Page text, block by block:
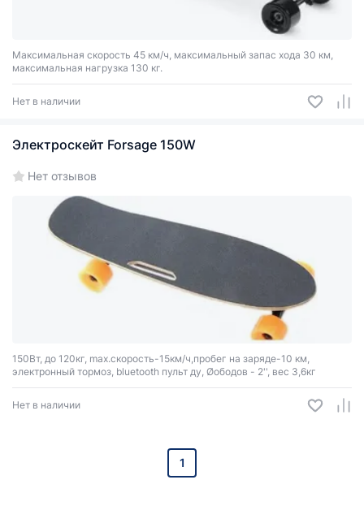
Максимальная скорость 45 км/ч, максимальный запас хода 30 км,
максимальная нагрузка 130 кг.
Нет в наличии
Электроскейт Forsage 150W
Нет отзывов
150Вт, до 120кг, max.скорость-15км/ч,пробег на заряде-10 км,
электронный тормоз, bluetooth пульт ду, Øободов - 2'', вес 3,6кг
Нет в наличии
1